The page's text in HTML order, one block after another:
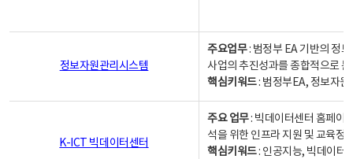
정보자원관리시스템
주요업무: 범정부 EA 기반의 정
사업의 추진성과를 종합적으로
핵심키워드: 범정부EA, 정보자
K-ICT 빅데이터센터
주요 업무: 빅데이터센터 홈페이
석을 위한 인프라 지원 및 교육정
핵심키워드: 인공지능, 빅데이터,